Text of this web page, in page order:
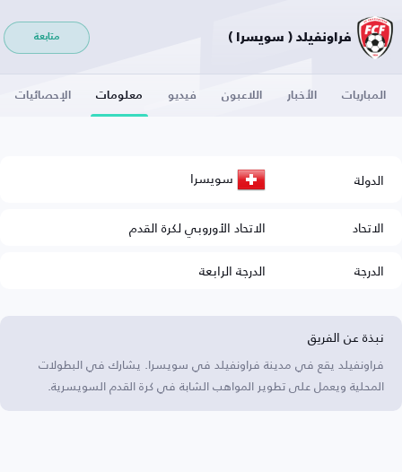
فراونفيلد ( سويسرا ) متابعة
المباريات الأخبار اللاعبون فيديو معلومات الإحصائيات
الدولة سويسرا
الاتحاد
الاتحاد الأوروبي لكرة القدم
الدرجة
الدرجة الرابعة
نبذة عن الفريق
فراونفيلد يقع في مدينة فراونفيلد في سويسرا. يشارك في البطولات
المحلية ويعمل على تطوير المواهب الشابة في كرة القدم السويسرية.